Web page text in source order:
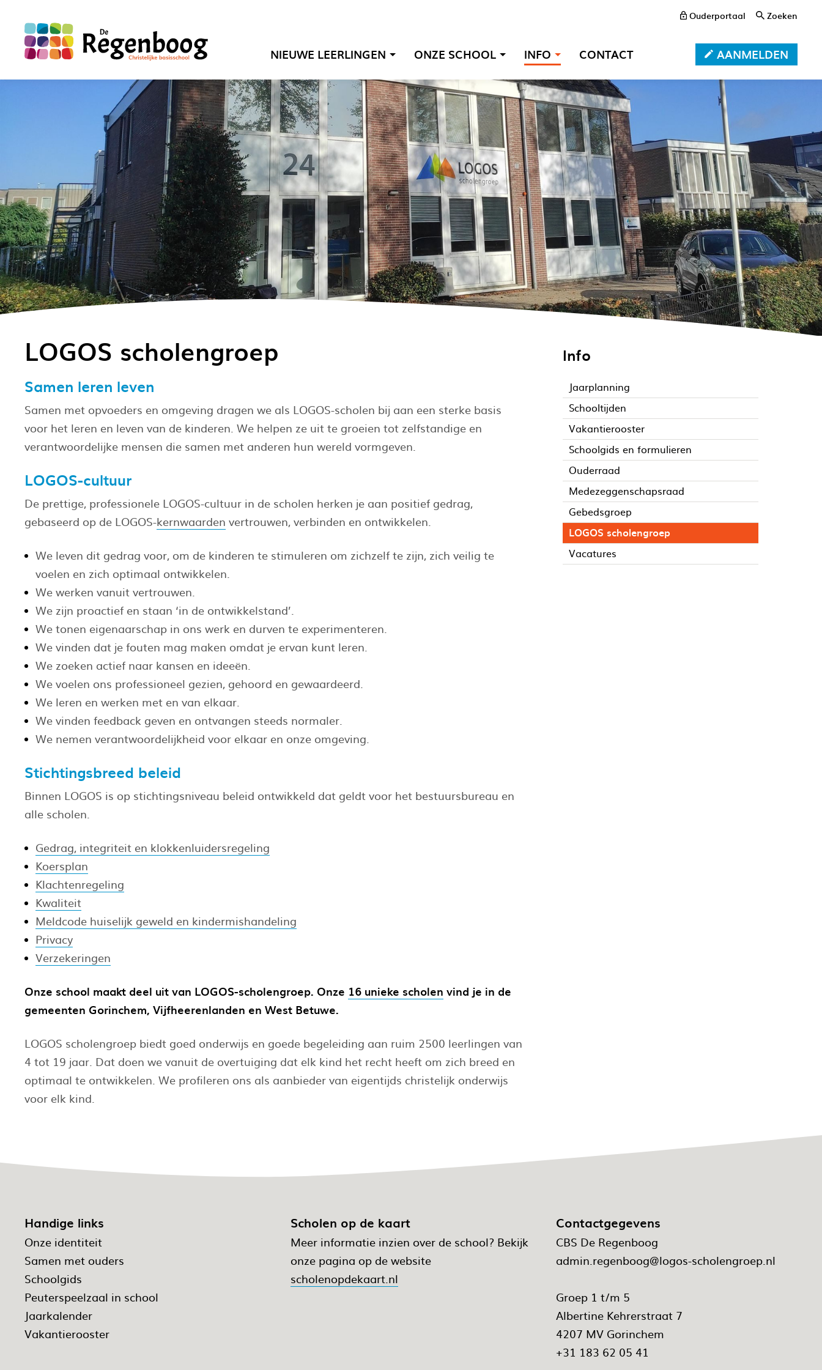
Ouderportaal Zoeken
NIEUWE LEERLINGEN ONZE SCHOOL INFO CONTACT AANMELDEN
LOGOS scholengroep
Samen leren leven
Samen met opvoeders en omgeving dragen we als LOGOS-scholen bij aan een sterke basis
voor het leren en leven van de kinderen. We helpen ze uit te groeien tot zelfstandige en
verantwoordelijke mensen die samen met anderen hun wereld vormgeven.
LOGOS-cultuur
De prettige, professionele LOGOS-cultuur in de scholen herken je aan positief gedrag,
gebaseerd op de LOGOS-kernwaarden vertrouwen, verbinden en ontwikkelen.
We leven dit gedrag voor, om de kinderen te stimuleren om zichzelf te zijn, zich veilig te
voelen en zich optimaal ontwikkelen.
We werken vanuit vertrouwen.
We zijn proactief en staan ‘in de ontwikkelstand’.
We tonen eigenaarschap in ons werk en durven te experimenteren.
We vinden dat je fouten mag maken omdat je ervan kunt leren.
We zoeken actief naar kansen en ideeën.
We voelen ons professioneel gezien, gehoord en gewaardeerd.
We leren en werken met en van elkaar.
We vinden feedback geven en ontvangen steeds normaler.
We nemen verantwoordelijkheid voor elkaar en onze omgeving.
Stichtingsbreed beleid
Binnen LOGOS is op stichtingsniveau beleid ontwikkeld dat geldt voor het bestuursbureau en
alle scholen.
Gedrag, integriteit en klokkenluidersregeling
Koersplan
Klachtenregeling
Kwaliteit
Meldcode huiselijk geweld en kindermishandeling
Privacy
Verzekeringen
Onze school maakt deel uit van LOGOS-scholengroep. Onze 16 unieke scholen vind je in de
gemeenten Gorinchem, Vijfheerenlanden en West Betuwe.
LOGOS scholengroep biedt goed onderwijs en goede begeleiding aan ruim 2500 leerlingen van
4 tot 19 jaar. Dat doen we vanuit de overtuiging dat elk kind het recht heeft om zich breed en
optimaal te ontwikkelen. We profileren ons als aanbieder van eigentijds christelijk onderwijs
voor elk kind.
Info
Jaarplanning
Schooltijden
Vakantierooster
Schoolgids en formulieren
Ouderraad
Medezeggenschapsraad
Gebedsgroep
LOGOS scholengroep
Vacatures
Handige links
Onze identiteit
Samen met ouders
Schoolgids
Peuterspeelzaal in school
Jaarkalender
Vakantierooster
Scholen op de kaart
Meer informatie inzien over de school? Bekijk
onze pagina op de website
scholenopdekaart.nl
Contactgegevens
CBS De Regenboog
admin.regenboog@logos-scholengroep.nl
Groep 1 t/m 5
Albertine Kehrerstraat 7
4207 MV Gorinchem
+31 183 62 05 41